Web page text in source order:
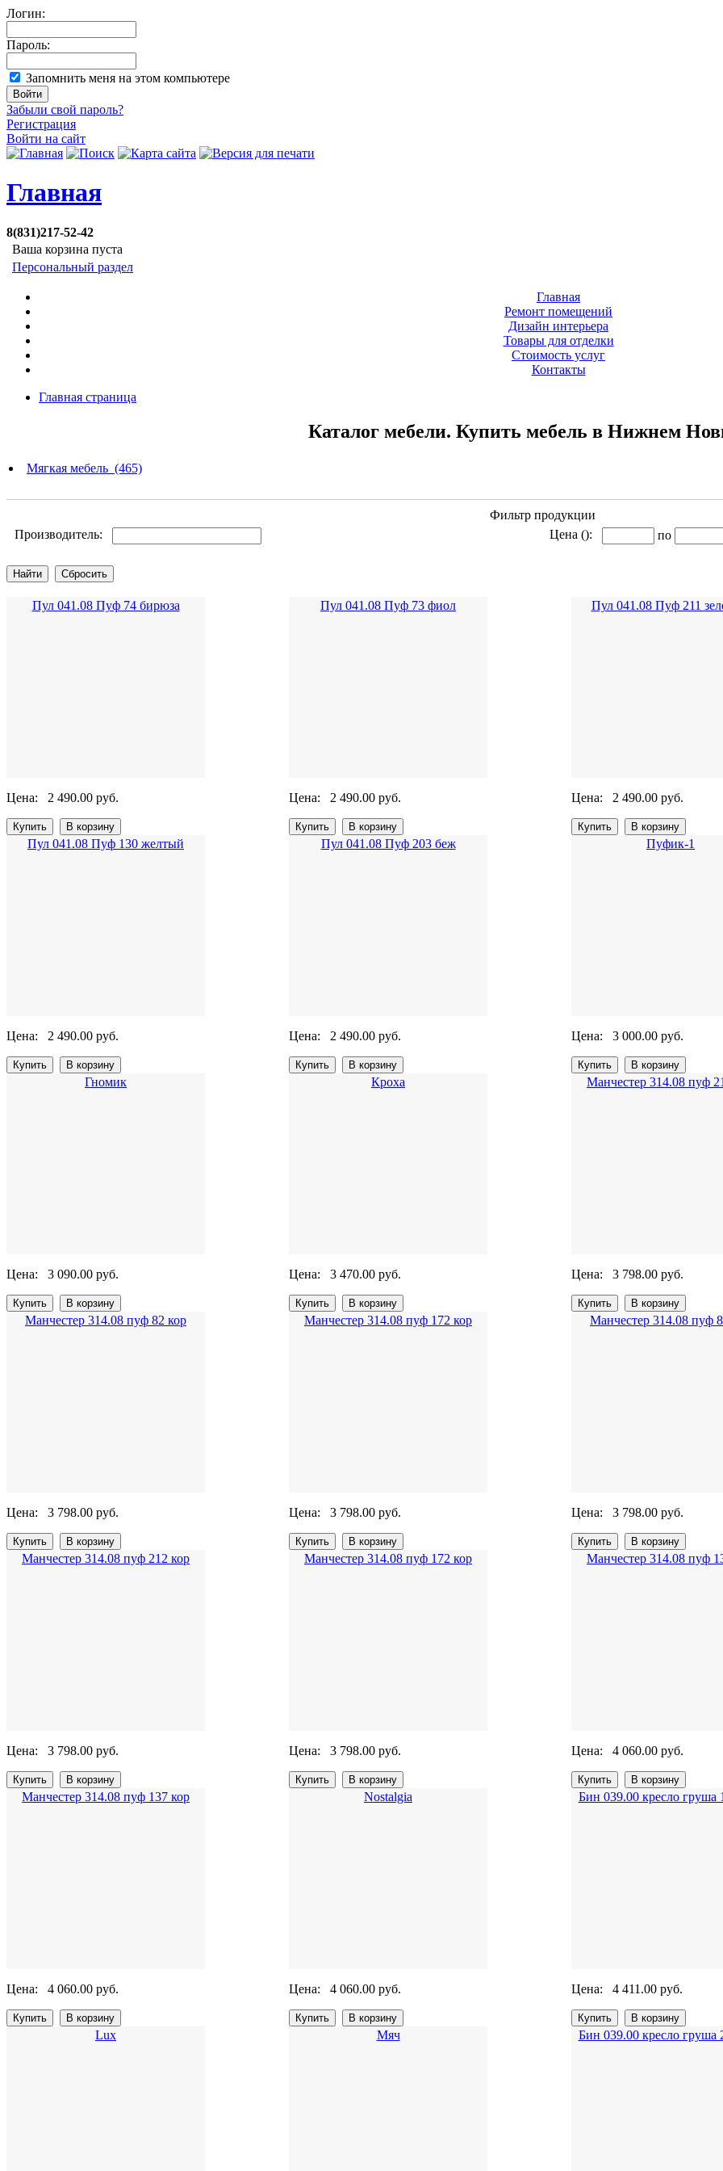
Логин:
Пароль:
Запомнить меня на этом компьютере
Забыли свой пароль?
Регистрация
Войти на сайт
Главная
8(831)217-52-42
Ваша корзина пуста
Персональный раздел
Главная
Ремонт помещений
Дизайн интерьера
Товары для отделки
Стоимость услуг
Контакты
Главная страница
Каталог мебели. Купить мебель в Нижнем
Мягкая мебель (465)
Фильтр продукции
Производитель:
Цена (): по
Пул 041.08 Пуф 74 бирюза
Цена: 2 490.00 руб.
Пул 041.08 Пуф 73 фиол
Цена: 2 490.00 руб.
Пул 041.08 Пуф 211
Цена: 2 490.00 руб.
Пул 041.08 Пуф 130 желтый
Цена: 2 490.00 руб.
Пул 041.08 Пуф 203 беж
Цена: 2 490.00 руб.
Пуфик-1
Цена: 3 000.00 руб.
Гномик
Цена: 3 090.00 руб.
Кроха
Цена: 3 470.00 руб.
Манчестер 314.08 пуф
Цена: 3 798.00 руб.
Манчестер 314.08 пуф 82 кор
Цена: 3 798.00 руб.
Манчестер 314.08 пуф 172 кор
Цена: 3 798.00 руб.
Манчестер 314.08 пуф
Цена: 3 798.00 руб.
Манчестер 314.08 пуф 212 кор
Цена: 3 798.00 руб.
Манчестер 314.08 пуф 172 кор
Цена: 3 798.00 руб.
Манчестер 314.08 пуф
Цена: 4 060.00 руб.
Манчестер 314.08 пуф 137 кор
Цена: 4 060.00 руб.
Nostalgia
Цена: 4 060.00 руб.
Бин 039.00 кресло груша
Цена: 4 411.00 руб.
Lux Мяч Бин 039.00 кресло груша